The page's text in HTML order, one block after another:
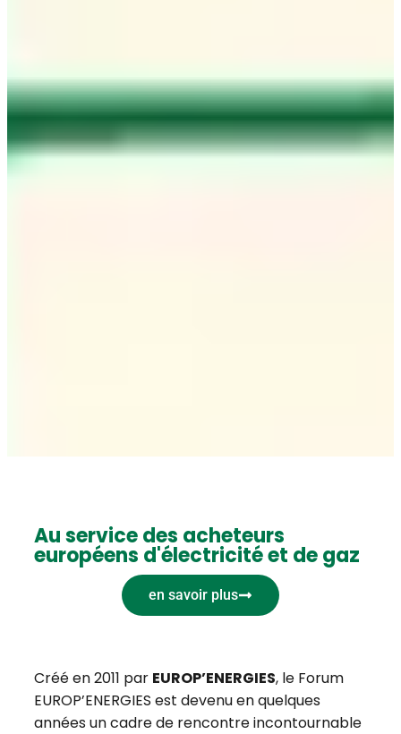
Au service des acheteurs
européens d'électricité et de gaz
en savoir plus
Créé en 2011 par EUROP’ENERGIES, le Forum
EUROP’ENERGIES est devenu en quelques
années un cadre de rencontre incontournable